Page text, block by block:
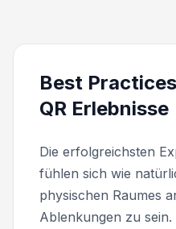
Best
QR Erlebnisse
Die erfolgreichsten
fühlen sich wie
physischen Raumes
Ablenkungen zu sein.